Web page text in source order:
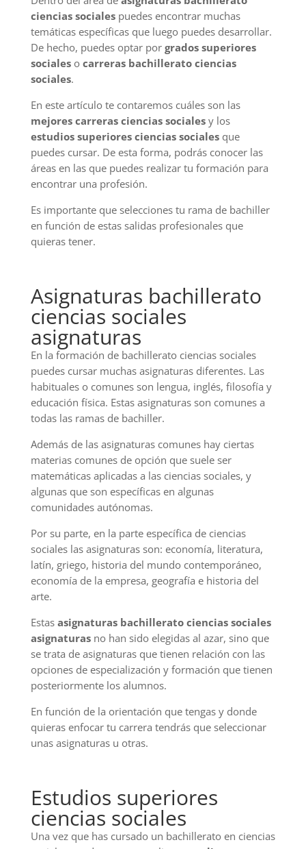
ciencias socialespuedes encontrar muchas
temáticas específicas que luego puedes desarrollar.
De hecho, puedes optar por grados superiores
socialeso carreras bachillerato ciencias
sociales.
En este artículo te contaremos cuáles son las
mejores carreras ciencias socialesy los
estudios superiores ciencias socialesque
puedes cursar. De esta forma, podrás conocer las
áreas en las que puedes realizar tu formación para
encontrar una profesión.
Es importante que selecciones tu rama de bachiller
en función de estas salidas profesionales que
quieras tener.
Asignaturas bachillerato
ciencias sociales
asignaturas
En la formación de bachillerato ciencias sociales
puedes cursar muchas asignaturas diferentes. Las
habituales o comunes son lengua, inglés, filosofía y
educación física. Estas asignaturas son comunes a
todas las ramas de bachiller.
Además de las asignaturas comunes hay ciertas
materias comunes de opción que suele ser
matemáticas aplicadas a las ciencias sociales, y
algunas que son específicas en algunas
comunidades autónomas.
Por su parte, en la parte específica de ciencias
sociales las asignaturas son: economía, literatura,
latín, griego, historia del mundo contemporáneo,
economía de la empresa, geografía e historia del
arte.
Estas asignaturas bachillerato ciencias sociales
asignaturasno han sido elegidas al azar, sino que
se trata de asignaturas que tienen relación con las
opciones de especialización y formación que tienen
posteriormente los alumnos.
En función de la orientación que tengas y donde
quieras enfocar tu carrera tendrás que seleccionar
unas asignaturas u otras.
Estudios superiores
ciencias sociales
Una vez que has cursado un bachillerato en ciencias